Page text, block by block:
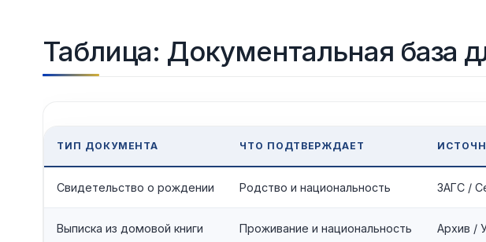
Таблица: Документальная база
ТИП ДОКУМЕНТА ЧТО ПОДТВЕРЖДАЕТ
Свидетельство о рождении Родство и национальность ЗАГС /
Выписка из домовой книги Проживание и национальность Архив /